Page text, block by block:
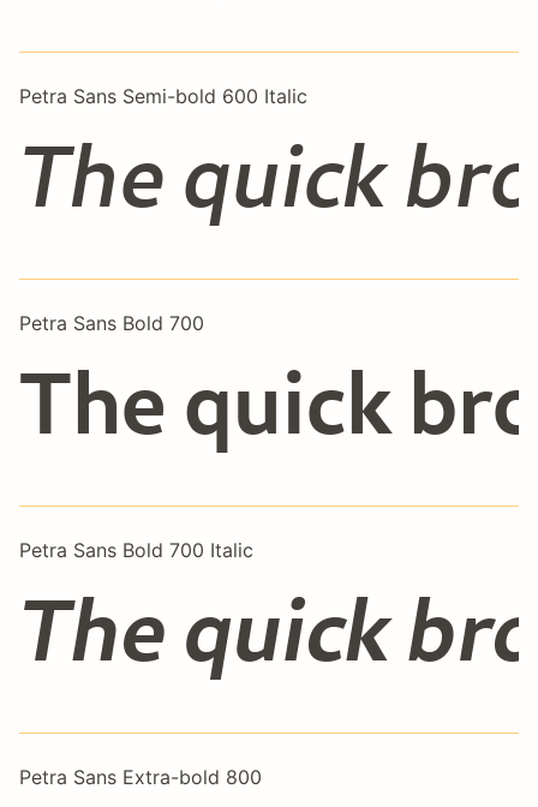
Petra Sans Semi-bold 600 Italic
The quick
Petra Sans Bold 700
The quick
Petra Sans Bold 700 Italic
The quick
Petra Sans Extra-bold 800